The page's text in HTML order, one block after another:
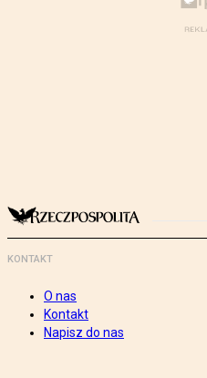
KONTAKT
O nas
Kontakt
Napisz do nas